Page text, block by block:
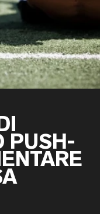
di Latte da
da latte di mucche
alla vaniglia
alimentati a erba
PUSH-